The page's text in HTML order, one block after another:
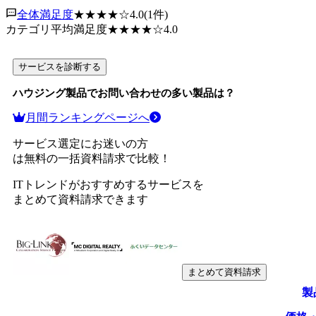
全体満足度★★★★☆4.0(1件)
カテゴリ平均満足度★★★★☆4.0
サービスを診断する
ハウジング製品でお問い合わせの多い製品は？
月間ランキングページへ
サービス選定にお迷いの方
は無料の一括資料請求で比較！
ITトレンドがおすすめするサービスを
まとめて資料請求できます
まとめて資料請求
製